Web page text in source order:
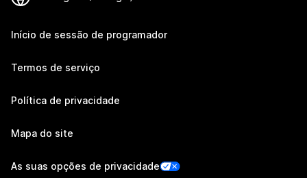
Início de sessão de programador
Termos de serviço
Política de privacidade
Mapa do site
As suas opções de privacidade